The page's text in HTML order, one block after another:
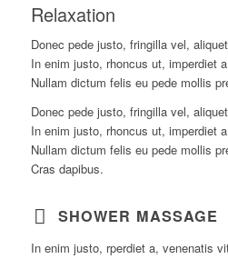
Relaxation
Donec pede justo, fringilla vel,
In enim justo, rhoncus ut, imperdiet
Nullam dictum felis eu pede mollis
Donec pede justo, fringilla vel,
In enim justo, rhoncus ut, imperdiet
Nullam dictum felis eu pede mollis
Cras dapibus.
SHOWER MASSAGE
In enim justo, rperdiet a, venenatis